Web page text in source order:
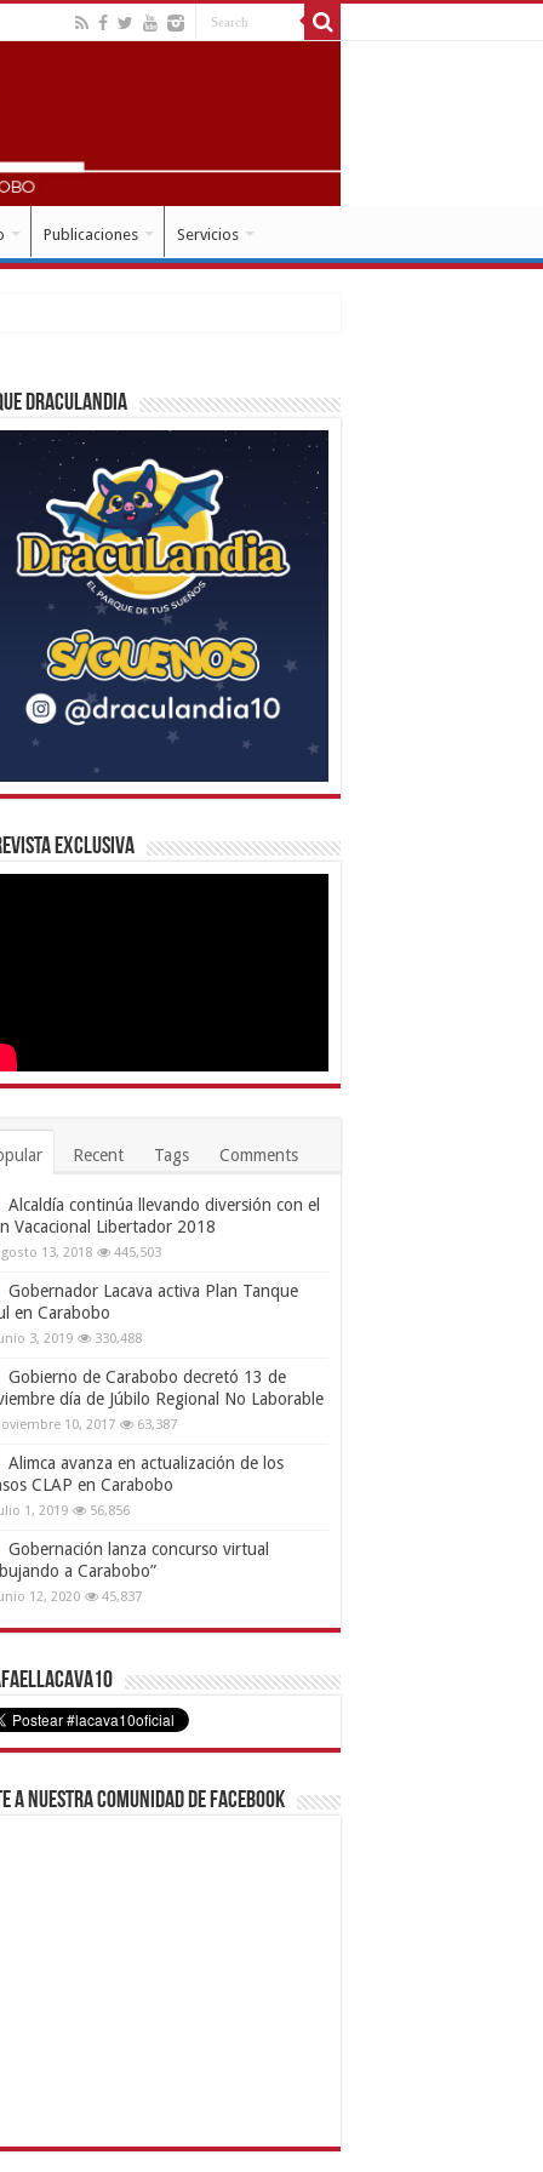
Publicaciones Servicios
Draculandia
Exclusiva
Recent Tags Comments
Alcaldía continúa llevando diversión con el
Vacacional Libertador 2018
13, 2018 445,503
Gobernador Lacava activa Plan Tanque
en Carabobo
3, 2019 330,488
Gobierno de Carabobo decretó 13 de
día de Júbilo Regional No Laborable
10, 2017 63,387
Alimca avanza en actualización de los
CLAP en Carabobo
1, 2019 56,856
Gobernación lanza concurso virtual
a Carabobo”
12, 2020 45,837
a nuestra comunidad de Facebook